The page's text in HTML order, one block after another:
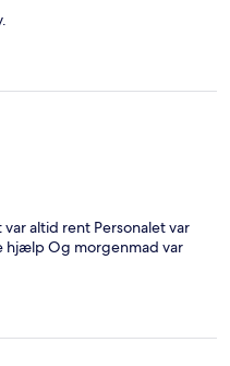
altid rent Personalet var
hjælp Og morgenmad var